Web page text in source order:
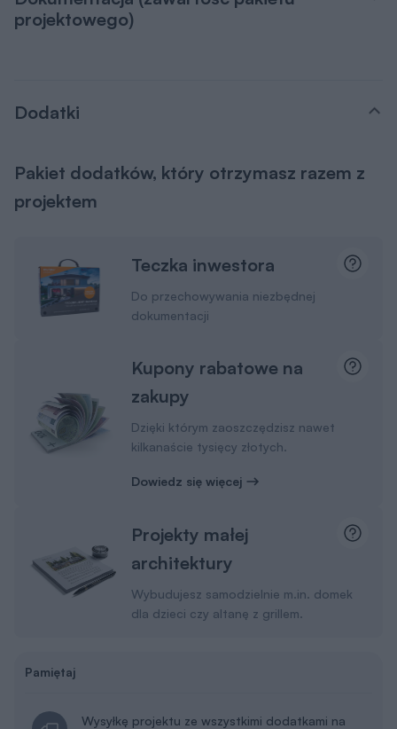
projektowego)
Dodatki
Pakiet dodatków, który otrzymasz razem z
projektem
Teczka inwestora
Do przechowywania niezbędnej
dokumentacji
Kupony rabatowe na
zakupy
Dzięki którym zaoszczędzisz nawet
kilkanaście tysięcy złotych.
Dowiedz się więcej
Projekty małej
architektury
Wybudujesz samodzielnie m.in. domek
dla dzieci czy altanę z grillem.
Pamiętaj
Wysyłkę projektu ze wszystkimi dodatkami na